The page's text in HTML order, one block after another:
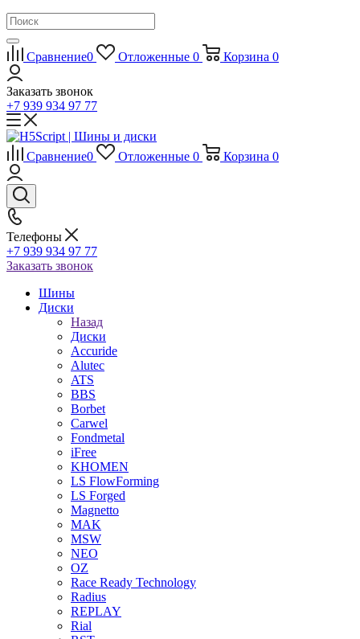
Сравнение0 Отложенные 0 Корзина 0
Заказать звонок
+7 939 934 97 77
Сравнение0 Отложенные 0 Корзина 0
Телефоны
+7 939 934 97 77
Заказать звонок
Шины
Диски
Назад
Диски
Accuride
Alutec
ATS
BBS
Borbet
Carwel
Fondmetal
iFree
KHOMEN
LS FlowForming
LS Forged
Magnetto
MAK
MSW
NEO
OZ
Race Ready Technology
Radius
REPLAY
Rial